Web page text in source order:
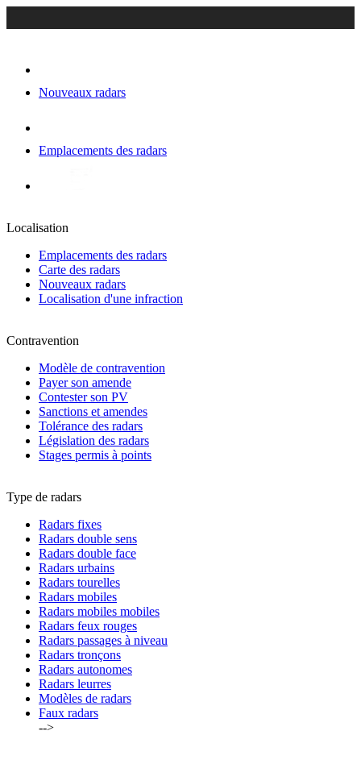
Nouveaux radars
Emplacements des radars
Localisation
Emplacements des radars
Carte des radars
Nouveaux radars
Localisation d'une infraction
Contravention
Modèle de contravention
Payer son amende
Contester son PV
Sanctions et amendes
Tolérance des radars
Législation des radars
Stages permis à points
Type de radars
Radars fixes
Radars double sens
Radars double face
Radars urbains
Radars tourelles
Radars mobiles
Radars mobiles mobiles
Radars feux rouges
Radars passages à niveau
Radars tronçons
Radars autonomes
Radars leurres
Modèles de radars
Faux radars
-->